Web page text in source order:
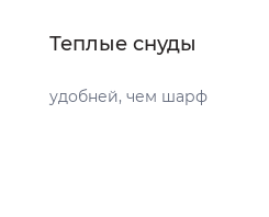
Теплые снуды
удобней, чем шарф